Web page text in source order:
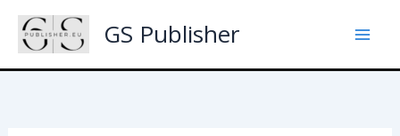
Skip
content
GS Publisher